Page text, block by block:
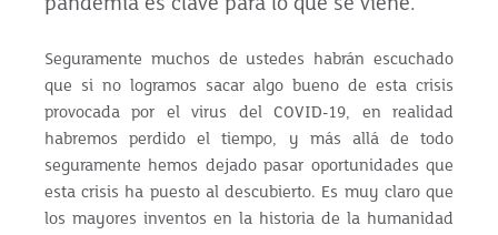
pandemia es clave para lo que se viene.
Seguramente muchos de ustedes habrán escuchado
que si no logramos sacar algo bueno de esta crisis
provocada por el virus del COVID-19, en realidad
habremos perdido el tiempo, y más allá de todo
seguramente hemos dejado pasar oportunidades que
esta crisis ha puesto al descubierto. Es muy claro que
los mayores inventos en la historia de la humanidad